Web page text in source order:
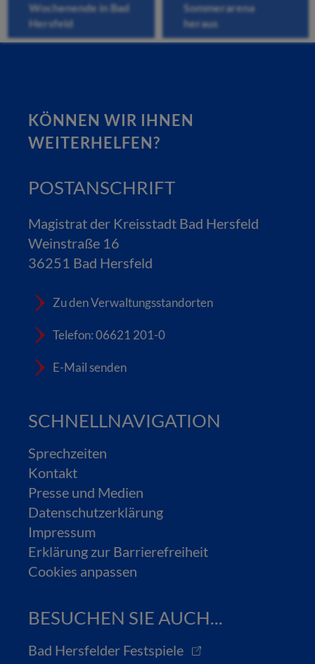
Wochenende in Bad
Hersfeld
Sommerarena
heraus
KÖNNEN WIR IHNEN
WEITERHELFEN?
POSTANSCHRIFT
Magistrat der Kreisstadt Bad Hersfeld
Weinstraße 16
36251 Bad Hersfeld
Zu den Verwaltungsstandorten
Telefon: 06621 201-0
E-Mail senden
SCHNELLNAVIGATION
Sprechzeiten
Kontakt
Presse und Medien
Datenschutzerklärung
Impressum
Erklärung zur Barrierefreiheit
Cookies anpassen
BESUCHEN SIE AUCH...
Bad Hersfelder Festspiele